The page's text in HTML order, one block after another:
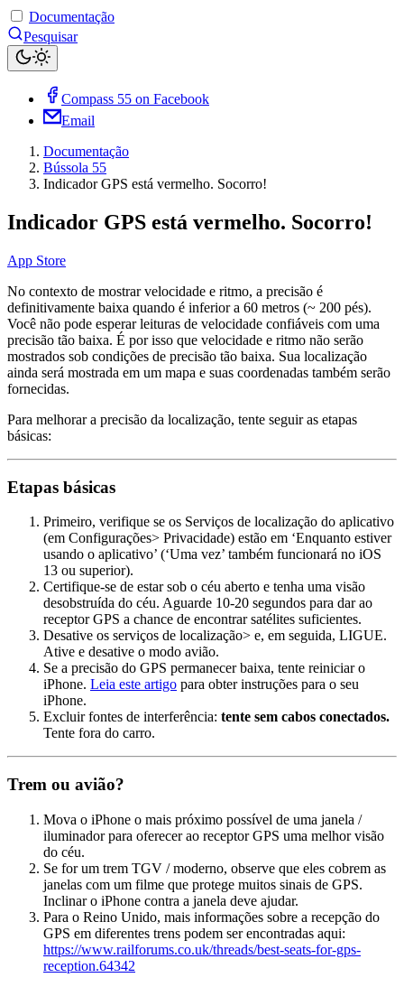
Documentação
Pesquisar
Compass 55 on Facebook
Email
Documentação
Bússola 55
Indicador GPS está vermelho. Socorro!
Indicador GPS está vermelho. Socorro!
App Store
No contexto de mostrar velocidade e ritmo, a precisão é
definitivamente baixa quando é inferior a 60 metros (~ 200 pés).
Você não pode esperar leituras de velocidade confiáveis ​​com uma
precisão tão baixa. É por isso que velocidade e ritmo não serão
mostrados sob condições de precisão tão baixa. Sua localização
ainda será mostrada em um mapa e suas coordenadas também serão
fornecidas.
Para melhorar a precisão da localização, tente seguir as etapas
básicas:
Etapas básicas
Primeiro, verifique se os Serviços de localização do aplicativo
(em Configurações> Privacidade) estão em ‘Enquanto estiver
usando o aplicativo’ (‘Uma vez’ também funcionará no iOS
13 ou superior).
Certifique-se de estar sob o céu aberto e tenha uma visão
desobstruída do céu. Aguarde 10-20 segundos para dar ao
receptor GPS a chance de encontrar satélites suficientes.
Desative os serviços de localização> e, em seguida, LIGUE.
Ative e desative o modo avião.
Se a precisão do GPS permanecer baixa, tente reiniciar o
iPhone. Leia este artigo para obter instruções para o seu
iPhone.
Excluir fontes de interferência: tente sem cabos conectados.
Tente fora do carro.
Trem ou avião?
Mova o iPhone o mais próximo possível de uma janela /
iluminador para oferecer ao receptor GPS uma melhor visão
do céu.
Se for um trem TGV / moderno, observe que eles cobrem as
janelas com um filme que protege muitos sinais de GPS.
Inclinar o iPhone contra a janela deve ajudar.
Para o Reino Unido, mais informações sobre a recepção do
GPS em diferentes trens podem ser encontradas aqui:
https://www.railforums.co.uk/threads/best-seats-for-gps-
reception.64342